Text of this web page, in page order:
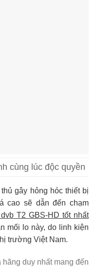
cùng lúc độc quyền
gây hỏng hóc thiết bị
cao sẽ dẫn đến chạm
T2 GBS-HD tốt nhất
mối lo này, do linh kiện
trường Việt Nam.
duy nhất mang đến